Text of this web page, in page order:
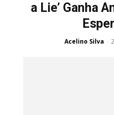
a Lie’ Ganha
Acelino Silva -